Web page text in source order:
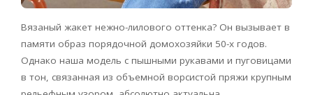
Вязаный жакет нежно-лилового оттенка? Он вызывает в
памяти образ порядочной домохозяйки 50-х годов.
Однако наша модель с пышными рукавами и пуговицами
в тон, связанная из объемной ворсистой пряжи крупным